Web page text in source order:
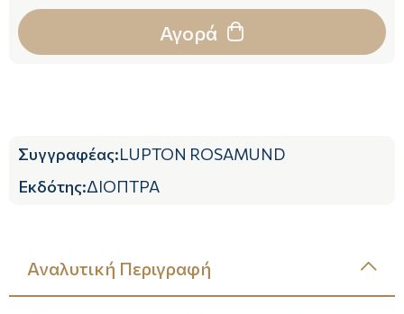
Αγορά
Συγγραφέας:LUPTON ROSAMUND
Εκδότης:ΔΙΟΠΤΡΑ
Αναλυτική Περιγραφή